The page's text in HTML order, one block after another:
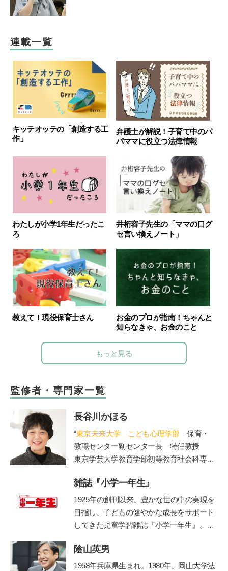
連載一覧
キッテオッテの「創造する工
作」
弁護士が解説！子育て中のパ
パママに役立つ法律情報
わたしが小学1年生だったこ
ろ
井桁容子先生の「ママの口グ
セ言い換えノート」
教えて！現役保育士さん
お金のプロが指南！ちゃんと
知らなきゃ、お金のこと
もっと見る
監修者・専門家一覧
長谷川かほる
“東京未来大学 こども心理学部 保育・
教職センター副センター長 特任教授
東京学芸大学教育学部初等教育社会科専攻
校長、校長を経て現職。大学では、管理職
歴15年の経験を活かし、教員を目指す学生
たちの指導を担当されています。著書に
「保護者対応12か月」(小学館)。”
雑誌『小学一年生』
1925年の創刊以来、豊かな世の中の実現を
目指し、子どもの健やかな成長をサポート
してきた児童学習雑誌『小学一年生』。コ
む」。毎号、各界の第一線で活躍する有識
者・クリエイターに関わっていただき、子
陰山英男
1958年兵庫県生まれ。1980年、岡山大学法